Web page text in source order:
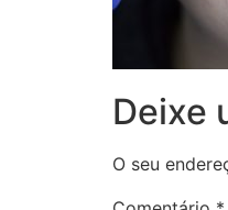
Deixe
O seu